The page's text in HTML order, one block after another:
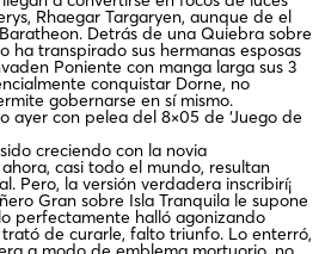
Rhaegar Targaryen, aunque de el
Detrás de una Quiebra sobre
ha transpirado sus hermanas esposas
Poniente con manga larga sus 3
conquistar Dorne, no
gobernarse en sí mismo.
ayer con pelea del 8×05 de ‘Juego de
creciendo con la novia
casi todo el mundo, resultan
Pero, la versión verdadera inscribirí¡
Gran sobre Isla Tranquila le supone
perfectamente halló agonizando
de curarle, falto triunfo. Lo enterró,